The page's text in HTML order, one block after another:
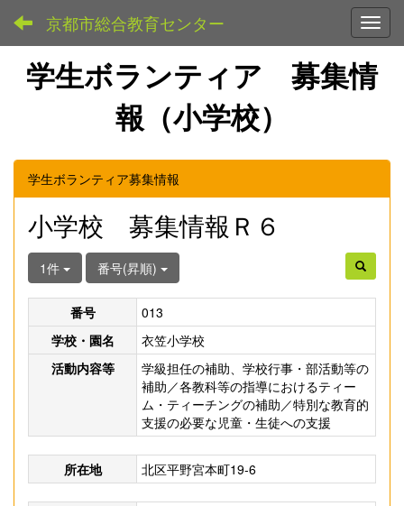
京都市総合教育センター
学生ボランティア 募集情
報（小学校）
学生ボランティア募集情報
小学校 募集情報Ｒ６
1件 番号(昇順)
番号
013
学校・園名
衣笠小学校
活動内容等
学級担任の補助、学校行事・部活動等の
補助／各教科等の指導におけるティー
ム・ティーチングの補助／特別な教育的
支援の必要な児童・生徒への支援
所在地 北区平野宮本町19-6